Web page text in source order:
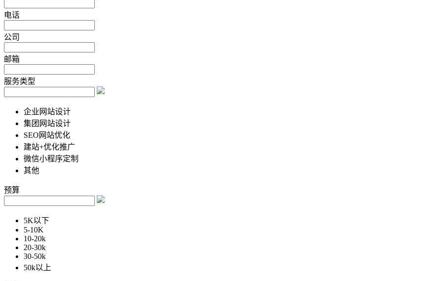
电话
公司
邮箱
服务类型
企业网站设计
集团网站设计
SEO网站优化
建站+优化推广
微信小程序定制
其他
预算
5K以下
5-10K
10-20k
20-30k
30-50k
50k以上